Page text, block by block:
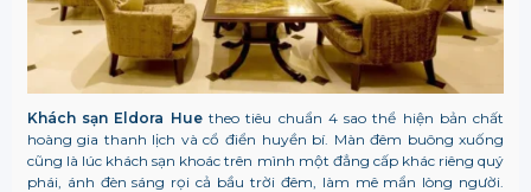
Khách sạn Eldora Hue theo tiêu chuẩn 4 sao thể hiện bản chất
hoàng gia thanh lịch và cổ điển huyền bí. Màn đêm buông xuống
cũng là lúc khách sạn khoác trên mình một đẳng cấp khác riêng quý
phái, ánh đèn sáng rọi cả bầu trời đêm, làm mê mẩn lòng người.